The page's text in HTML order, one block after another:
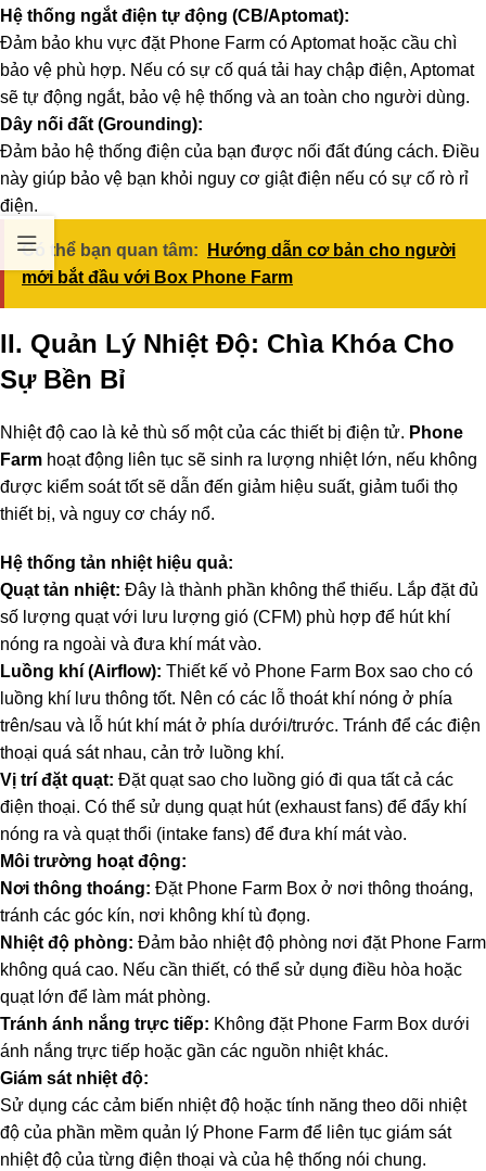
Hệ thống ngắt điện tự động (CB/Aptomat):
Đảm bảo khu vực đặt Phone Farm có Aptomat hoặc cầu chì
bảo vệ phù hợp. Nếu có sự cố quá tải hay chập điện, Aptomat
sẽ tự động ngắt, bảo vệ hệ thống và an toàn cho người dùng.
Dây nối đất (Grounding):
Đảm bảo hệ thống điện của bạn được nối đất đúng cách. Điều
này giúp bảo vệ bạn khỏi nguy cơ giật điện nếu có sự cố rò rỉ
điện.
Có thể bạn quan tâm:
Hướng dẫn cơ bản cho người
mới bắt đầu với Box Phone Farm
II. Quản Lý Nhiệt Độ: Chìa Khóa Cho
Sự Bền Bỉ
Nhiệt độ cao là kẻ thù số một của các thiết bị điện tử. Phone
Farm hoạt động liên tục sẽ sinh ra lượng nhiệt lớn, nếu không
được kiểm soát tốt sẽ dẫn đến giảm hiệu suất, giảm tuổi thọ
thiết bị, và nguy cơ cháy nổ.
Hệ thống tản nhiệt hiệu quả:
Quạt tản nhiệt: Đây là thành phần không thể thiếu. Lắp đặt đủ
số lượng quạt với lưu lượng gió (CFM) phù hợp để hút khí
nóng ra ngoài và đưa khí mát vào.
Luồng khí (Airflow): Thiết kế vỏ Phone Farm Box sao cho có
luồng khí lưu thông tốt. Nên có các lỗ thoát khí nóng ở phía
trên/sau và lỗ hút khí mát ở phía dưới/trước. Tránh để các điện
thoại quá sát nhau, cản trở luồng khí.
Vị trí đặt quạt: Đặt quạt sao cho luồng gió đi qua tất cả các
điện thoại. Có thể sử dụng quạt hút (exhaust fans) để đẩy khí
nóng ra và quạt thổi (intake fans) để đưa khí mát vào.
Môi trường hoạt động:
Nơi thông thoáng: Đặt Phone Farm Box ở nơi thông thoáng,
tránh các góc kín, nơi không khí tù đọng.
Nhiệt độ phòng: Đảm bảo nhiệt độ phòng nơi đặt Phone Farm
không quá cao. Nếu cần thiết, có thể sử dụng điều hòa hoặc
quạt lớn để làm mát phòng.
Tránh ánh nắng trực tiếp: Không đặt Phone Farm Box dưới
ánh nắng trực tiếp hoặc gần các nguồn nhiệt khác.
Giám sát nhiệt độ:
Sử dụng các cảm biến nhiệt độ hoặc tính năng theo dõi nhiệt
độ của phần mềm quản lý Phone Farm để liên tục giám sát
nhiệt độ của từng điện thoại và của hệ thống nói chung.